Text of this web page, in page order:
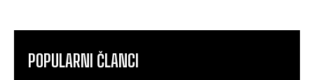
POPULARNI ČLANCI